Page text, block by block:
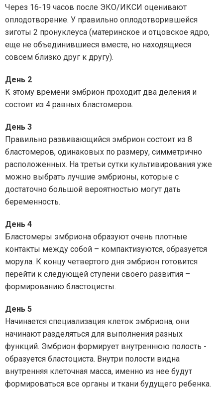
Через 16-19 часов после ЭКО/ИКСИ оценивают
оплодотворение. У правильно оплодотворившейся
зиготы 2 пронуклеуса (материнское и отцовское ядро,
еще не объединившиеся вместе, но находящиеся
совсем близко друг к другу).
День 2
К этому времени эмбрион проходит два деления и
состоит из 4 равных бластомеров.
День 3
Правильно развивающийся эмбрион состоит из 8
бластомеров, одинаковых по размеру, симметрично
расположенных. На третьи сутки культивирования уже
можно выбрать лучшие эмбрионы, которые с
достаточно большой вероятностью могут дать
беременность.
День 4
Бластомеры эмбриона образуют очень плотные
контакты между собой – компактизуются, образуется
морула. К концу четвертого дня эмбрион готовится
перейти к следующей ступени своего развития –
формированию бластоцисты.
День 5
Начинается специализация клеток эмбриона, они
начинают разделяться для выполнения разных
функций. Эмбрион формирует внутреннюю полость -
образуется бластоциста. Внутри полости видна
внутренняя клеточная масса, именно из нее будут
формироваться все органы и ткани будущего ребенка.